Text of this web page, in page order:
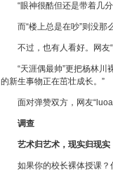
“眼神很酷但还是带着几
而“楼上总是在吵”则没
不过，也有人看好。网友
“天涯偶最帅”更把杨林川
的新生事物正在茁壮成长。”
面对弹赞双方，网友
调查
艺术归艺术，现实归现实
如果你的校长裸体授课？